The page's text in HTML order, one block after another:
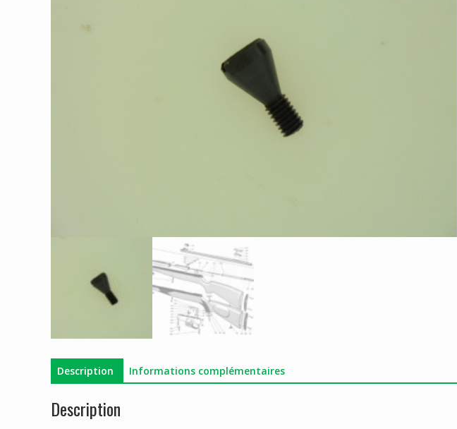
Description Informations complémentaires
Description